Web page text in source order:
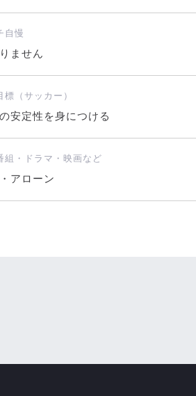
自慢
ません
標（サッカー）
安定性を身につける
組・ドラマ・映画など
アローン